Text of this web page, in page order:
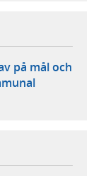
på mål och